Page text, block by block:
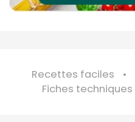
Recettes faciles
Fiches techniques